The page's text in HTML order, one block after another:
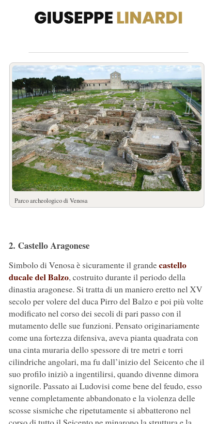
Parco archeologico di Venosa
2. Castello Aragonese
Simbolo di Venosa è sicuramente il grandecastello
ducale del Balzo, costruito durante il periodo della
dinastia aragonese. Si tratta di un maniero eretto nel XV
secolo per volere del duca Pirro del Balzo e poi più volte
modificato nel corso dei secoli di pari passo con il
mutamento delle sue funzioni. Pensato originariamente
come una fortezza difensiva, aveva pianta quadrata con
una cinta muraria dello spessore di tre metri e torri
cilindriche angolari, ma fu dall’inizio del Seicento che il
suo profilo iniziò a ingentilirsi, quando divenne dimora
signorile. Passato ai Ludovisi come bene del feudo, esso
venne completamente abbandonato e la violenza delle
scosse sismiche che ripetutamente si abbatterono nel